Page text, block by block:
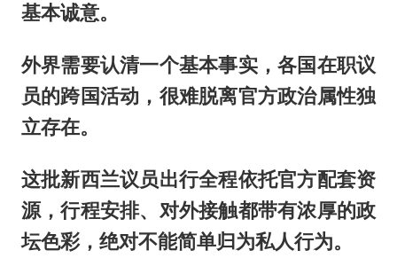
基本诚意。
外界需要认清一个基本事实，各国在职议
员的跨国活动，很难脱离官方政治属性独
立存在。
这批新西兰议员出行全程依托官方配套资
源，行程安排、对外接触都带有浓厚的政
坛色彩，绝对不能简单归为私人行为。